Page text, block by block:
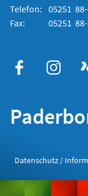
Telefon: 05251
Fax:
05251
Datenschutz /